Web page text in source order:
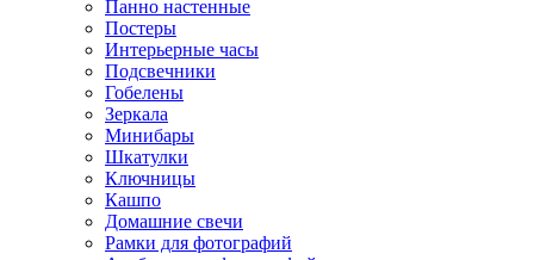
Панно настенные
Постеры
Интерьерные часы
Подсвечники
Гобелены
Зеркала
Минибары
Шкатулки
Ключницы
Кашпо
Домашние свечи
Рамки для фотографий